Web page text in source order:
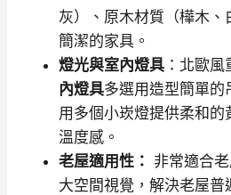
灰）、原木材質（樺木、
簡潔的家具。
燈光與室內燈具 ：北歐風
內燈具多選用造型簡單的
用多個小崁燈提供柔和
溫度感。
老屋適用性： 非常適合
大空間視覺，解決老屋普